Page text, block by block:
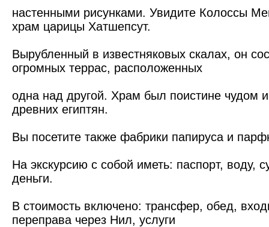
настенными рисунками. Увидите Колоссы
храм царицы Хатшепсут.
Вырубленный в известняковых скалах, он
огромных террас, расположенных
одна над другой. Храм был поистине чудом
древних египтян.
Вы посетите также фабрики папируса и
На экскурсию с собой иметь: паспорт, воду,
деньги.
В стоимость включено: трансфер, обед,
переправа через Нил, услуги